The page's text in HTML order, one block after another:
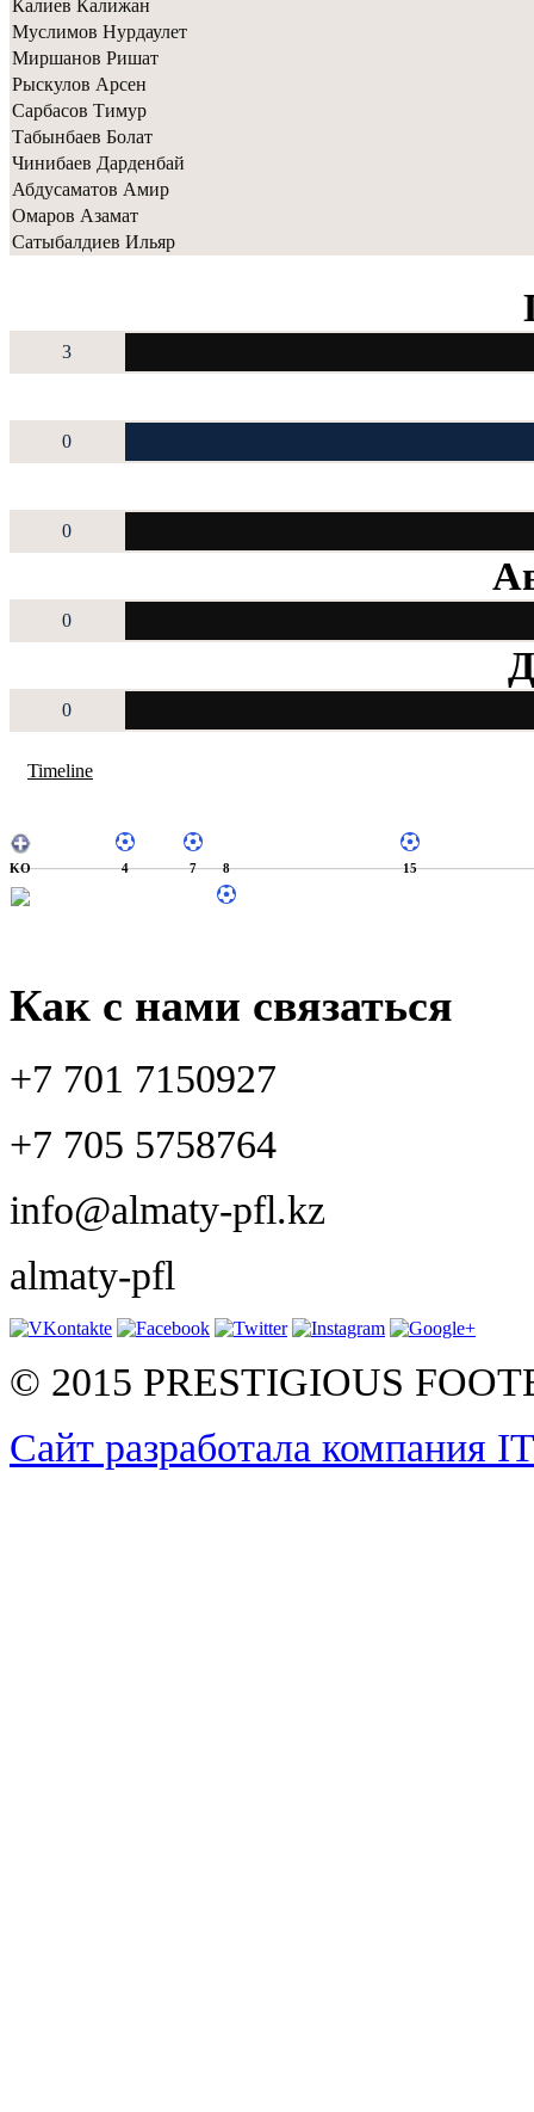
Калиев Калижан
Муслимов Нурдаулет
Миршанов Ришат
Рыскулов Арсен
Сарбасов Тимур
Табынбаев Болат
Чинибаев Дарденбай
Абдусаматов Амир
Омаров Азамат
Сатыбалдиев Ильяр
3
0
0
0
0
Timeline
KO 4 7 8 15
Как с нами связаться
+7 701 7150927
+7 705 5758764
info@almaty-pfl.kz
almaty-pfl
© 2015 PRESTIGIOUS
Сайт разработала компания